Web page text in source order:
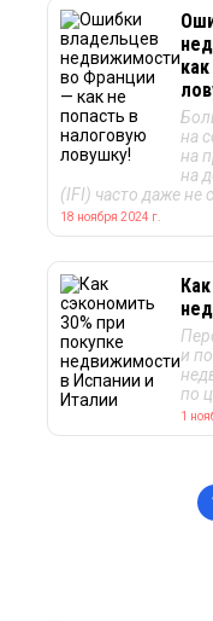
на
на
на
(IFI) часто даже не
18 ноября 2024 г.
и
по
1